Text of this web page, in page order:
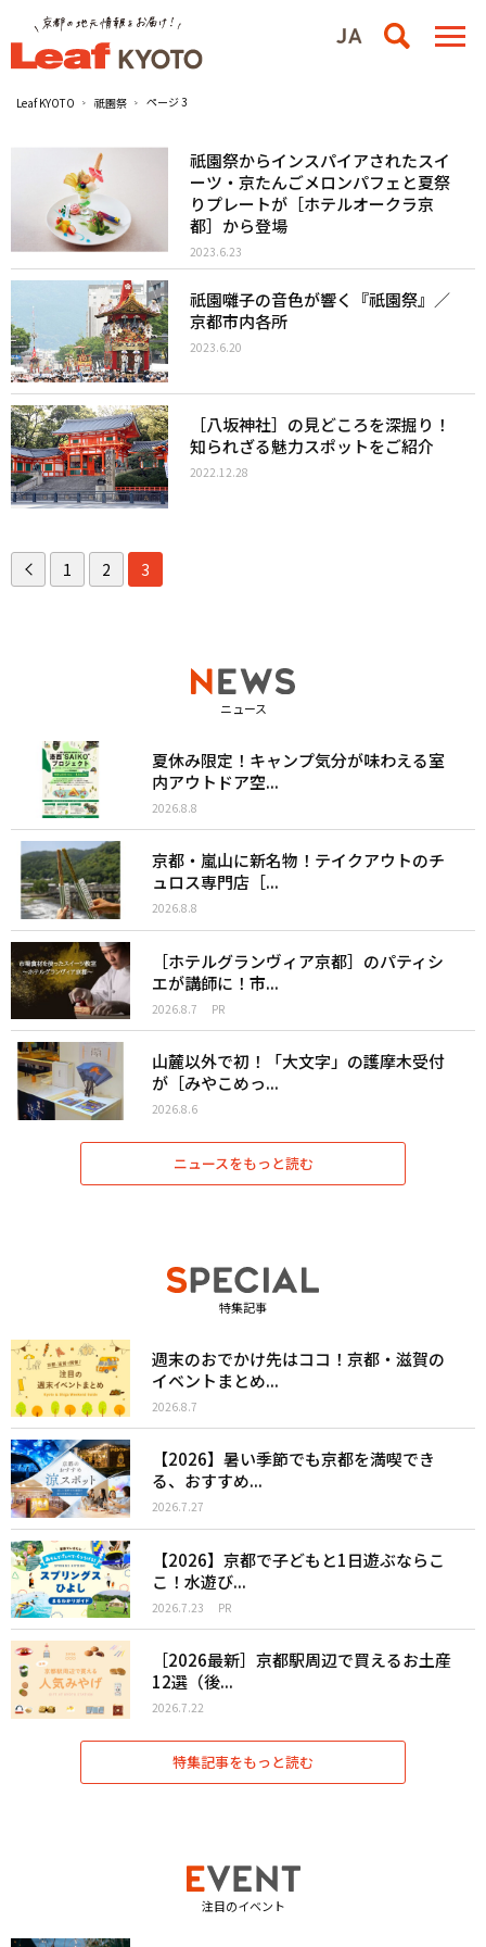
Leaf KYOTO 祇園祭 ページ 3
祇園祭からインスパイアされたスイ
ーツ・京たんごメロンパフェと夏祭
りプレートが［ホテルオークラ京
都］から登場
2023.6.23
祇園囃子の音色が響く『祇園祭』／
京都市内各所
2023.6.20
［八坂神社］の見どころを深掘り！
知られざる魅力スポットをご紹介
2022.12.28
1 2 3
ニュース
夏休み限定！キャンプ気分が味わえる室
内アウトドア空...
2026.8.8
京都・嵐山に新名物！テイクアウトのチ
ュロス専門店［...
2026.8.8
［ホテルグランヴィア京都］のパティシ
エが講師に！市...
2026.8.7 PR
山麓以外で初！「大文字」の護摩木受付
が［みやこめっ...
2026.8.6
ニュースをもっと読む
特集記事
週末のおでかけ先はココ！京都・滋賀の
イベントまとめ...
2026.8.7
【2026】暑い季節でも京都を満喫でき
る、おすすめ...
2026.7.27
【2026】京都で子どもと1日遊ぶならこ
こ！水遊び...
2026.7.23 PR
［2026最新］京都駅周辺で買えるお土産
12選（後...
2026.7.22
特集記事をもっと読む
注目のイベント